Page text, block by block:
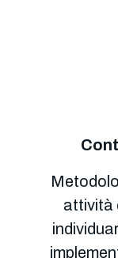
attività